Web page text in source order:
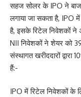
सहज सोलर के IPO ने
लगाया जा सकता है, IPO
है, इसके रिटेल निवेशकों ने
NII निवेशकों ने शेयर को
संस्थागत खरीददारों
हैं:-
IPO में रिटेल निवेशकों के